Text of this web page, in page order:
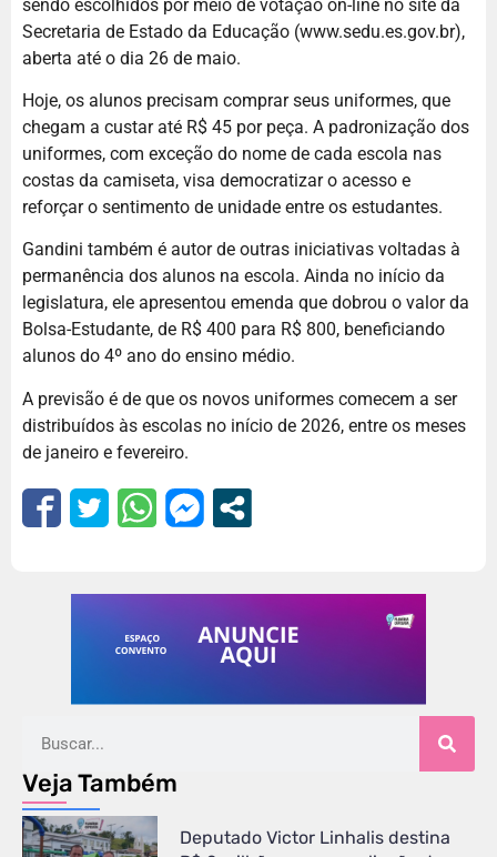
sendo escolhidos por meio de votação on-line no site da
Secretaria de Estado da Educação (www.sedu.es.gov.br),
aberta até o dia 26 de maio.
Hoje, os alunos precisam comprar seus uniformes, que
chegam a custar até R$ 45 por peça. A padronização dos
uniformes, com exceção do nome de cada escola nas
costas da camiseta, visa democratizar o acesso e
reforçar o sentimento de unidade entre os estudantes.
Gandini também é autor de outras iniciativas voltadas à
permanência dos alunos na escola. Ainda no início da
legislatura, ele apresentou emenda que dobrou o valor da
Bolsa-Estudante, de R$ 400 para R$ 800, beneficiando
alunos do 4º ano do ensino médio.
A previsão é de que os novos uniformes comecem a ser
distribuídos às escolas no início de 2026, entre os meses
de janeiro e fevereiro.
Veja Também
Deputado Victor Linhalis destina